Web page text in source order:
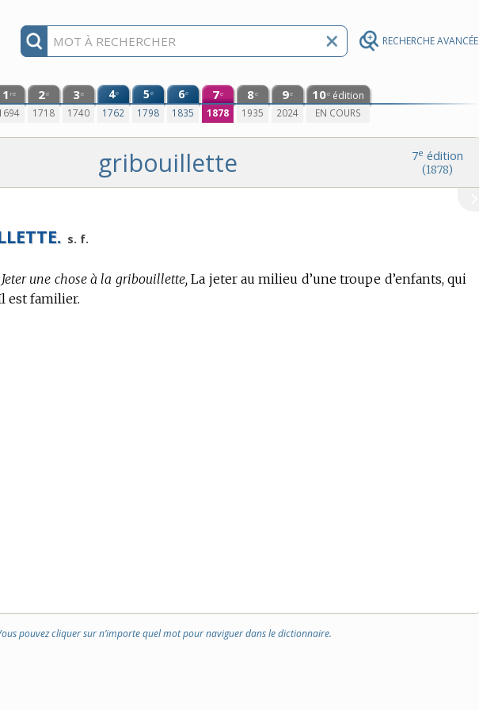
RECHERCHE AVANCÉE
1 re 2e
1718
3e
1740
4e
1762
5e
1798
6e
1835
7e
1878
8e
1935
9e
2024
10e édition
EN COURS
7e édition
(1878)
gribouillette
s. f.
Jeter une chose à la gribouillette, La jeter au milieu d’une troupe d’enfants, qui
est familier.
pouvez cliquer sur n’importe quel mot pour naviguer dans le dictionnaire.